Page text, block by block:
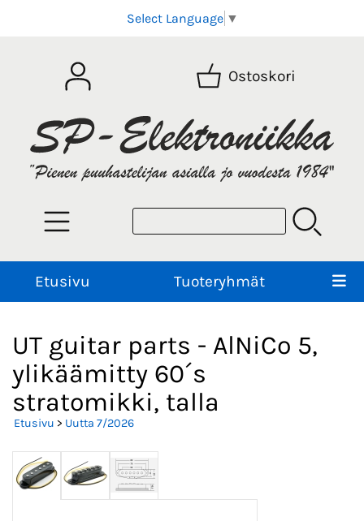
Select Language ▼
Ostoskori
Etusivu Tuoteryhmät
UT guitar parts - AlNiCo 5,
ylikäämitty 60´s
stratomikki, talla
Etusivu > Uutta 7/2026